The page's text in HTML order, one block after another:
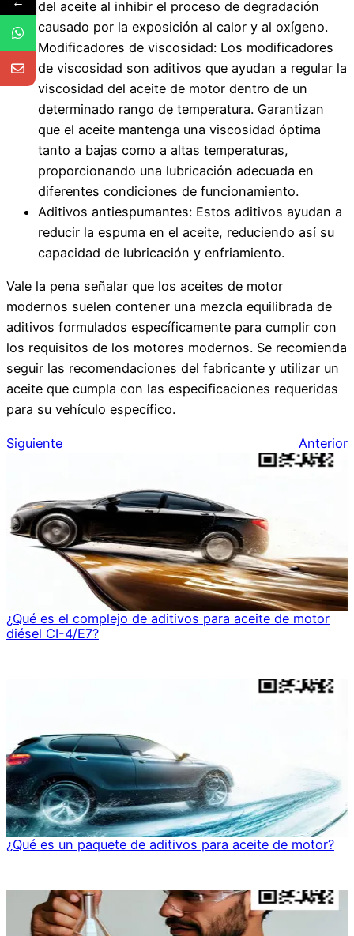
del aceite al inhibir el proceso de degradación
causado por la exposición al calor y al oxígeno.
Modificadores de viscosidad: Los modificadores
de viscosidad son aditivos que ayudan a regular la
viscosidad del aceite de motor dentro de un
determinado rango de temperatura. Garantizan
que el aceite mantenga una viscosidad óptima
tanto a bajas como a altas temperaturas,
proporcionando una lubricación adecuada en
diferentes condiciones de funcionamiento.
Aditivos antiespumantes: Estos aditivos ayudan a
reducir la espuma en el aceite, reduciendo así su
capacidad de lubricación y enfriamiento.
Vale la pena señalar que los aceites de motor
modernos suelen contener una mezcla equilibrada de
aditivos formulados específicamente para cumplir con
los requisitos de los motores modernos. Se recomienda
seguir las recomendaciones del fabricante y utilizar un
aceite que cumpla con las especificaciones requeridas
para su vehículo específico.
Siguiente Anterior
¿Qué es el complejo de aditivos para aceite de motor
diésel CI-4/E7?
¿Qué es un paquete de aditivos para aceite de motor?